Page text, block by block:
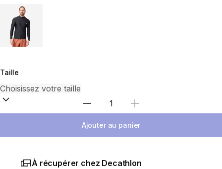
Choose a variant
Taille
Sélectionnez la quantité
Ajouter au panier
À récupérer chez Decathlon